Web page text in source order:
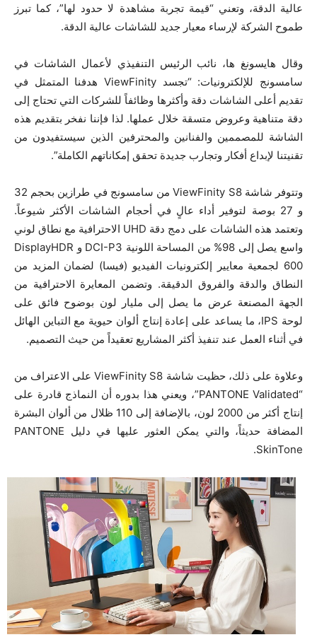
عالية الدقة، وتعني “قيمة تجربة مشاهدة لا حدود لها”، كما تبرز
طموح الشركة لإرساء معيار جديد للشاشات عالية الدقة.
وقال هايسونغ ها، نائب الرئيس التنفيذي لأعمال الشاشات في
سامسونج للإلكترونيات: “تجسد ViewFinity هدفنا المتمثل في
تقديم أعلى الشاشات دقة وأكثرها وظائفاً للشركات التي تحتاج إلى
دقة متناهية وعروض متسقة خلال عملها. لذا فإننا نفخر بتقديم هذه
الشاشة للمصممين والفنانين والمحترفين الذين سيستفيدون من
تقنيتنا لإبداع أفكار وتجارب جديدة تحقق إمكاناتهم الكاملة”.
وتتوفر شاشة ViewFinity S8 من سامسونج في طرازين بحجم 32
و 27 بوصة لتوفير أداء عالٍ في أحجام الشاشات الأكثر شيوعاً.
وتعتمد هذه الشاشات على دمج دقة UHD الاحترافية مع نطاق لوني
واسع يصل إلى 98% من المساحة اللونية DCI-P3 و DisplayHDR
600 لجمعية معايير إلكترونيات الفيديو (فيسا) لضمان المزيد من
النطاق والدقة والفروق الدقيقة. وتضمن المعايرة الاحترافية من
الجهة المصنعة عرض ما يصل إلى مليار لون بوضوح فائق على
لوحة IPS، ما يساعد على إعادة إنتاج ألوان حيوية مع التباين الهائل
في أثناء العمل عند تنفيذ أكثر المشاريع تعقيداً من حيث التصميم.
وعلاوة على ذلك، حظيت شاشة ViewFinity S8 على الاعتراف من
“PANTONE Validated”، ويعني هذا بدوره أن النماذج قادرة على
إنتاج أكثر من 2000 لون، بالإضافة إلى 110 ظلال من ألوان البشرة
المضافة حديثاً، والتي يمكن العثور عليها في دليل PANTONE
SkinTone.